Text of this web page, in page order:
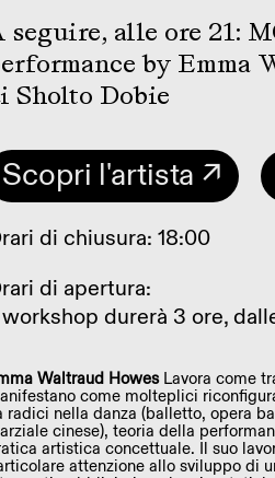
seguire, alle ore 21:
by Emma
Sholto Dobie
Scopri l'artista ↗
di chiusura: 18:00
di apertura:
durerà 3 ore,
Waltraud HowesLavora come
come molteplici
radici nella danza (balletto, opera
cinese), teoria della
artistica concettuale. Il suo
attenzione allo sviluppo di